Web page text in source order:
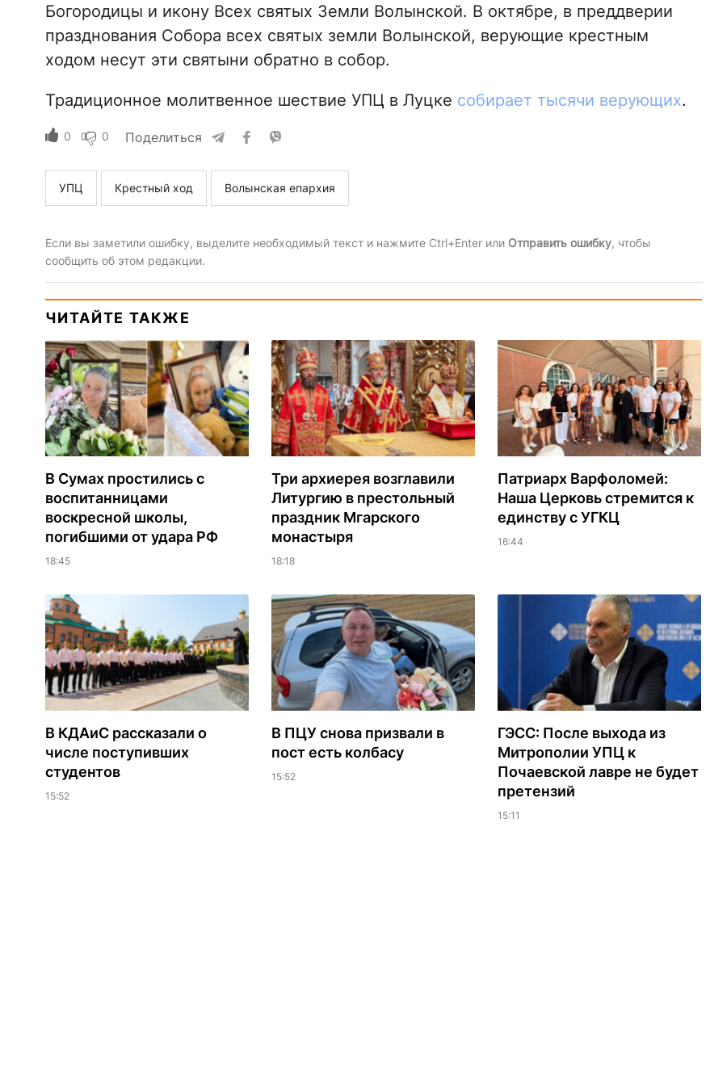
Богородицы и икону Всех святых Земли Волынской. В октябре, в преддверии
празднования Собора всех святых земли Волынской, верующие крестным
ходом несут эти святыни обратно в собор.
Традиционное молитвенное шествие УПЦ в Луцке собирает тысячи верующих.
0 0 Поделиться
УПЦ Крестный ход Волынская епархия
Если вы заметили ошибку, выделите необходимый текст и нажмите Ctrl+Enter или Отправить ошибку, чтобы
сообщить об этом редакции.
ЧИТАЙТЕ ТАКЖЕ
В Сумах простились с
воспитанницами
воскресной школы,
погибшими от удара РФ
18:45
Три архиерея возглавили
Литургию в престольный
праздник Мгарского
монастыря
18:18
Патриарх Варфоломей:
Наша Церковь стремится к
единству с УГКЦ
16:44
В КДАиС рассказали о
числе поступивших
студентов
15:52
В ПЦУ снова призвали в
пост есть колбасу
15:52
ГЭСС: После выхода из
Митрополии УПЦ к
Почаевской лавре не будет
претензий
15:11